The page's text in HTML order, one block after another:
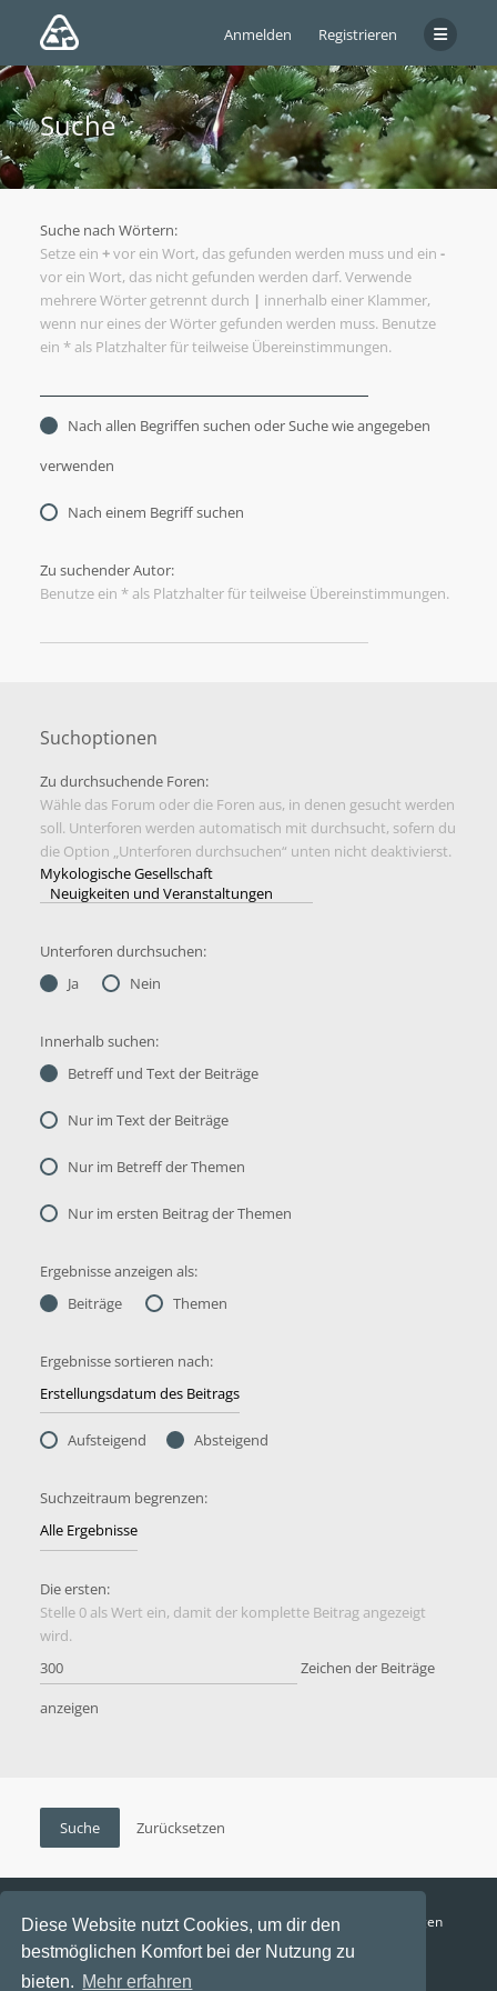
Diese Website nutzt Cookies, um dir den
bestmöglichen Komfort bei der Nutzung zu
bieten. Mehr erfahren
Anmelden Registrieren
Suche
Suche nach Wörtern:
Setze ein +vor ein Wort, das gefunden werden muss und ein -
vor ein Wort, das nicht gefunden werden darf. Verwende
mehrere Wörter getrennt durch | innerhalb einer Klammer,
wenn nur eines der Wörter gefunden werden muss. Benutze
ein * als Platzhalter für teilweise Übereinstimmungen.
Nach allen Begriffen suchen oder Suche wie angegeben
verwenden
Nach einem Begriff suchen
Zu suchender Autor:
Benutze ein * als Platzhalter für teilweise Übereinstimmungen.
Suchoptionen
Zu durchsuchende Foren:
Wähle das Forum oder die Foren aus, in denen gesucht werden
soll. Unterforen werden automatisch mit durchsucht, sofern du
die Option „Unterforen durchsuchen“ unten nicht deaktivierst.
Unterforen durchsuchen:
Ja
Nein
Innerhalb suchen:
Betreff und Text der Beiträge
Nur im Text der Beiträge
Nur im Betreff der Themen
Nur im ersten Beitrag der Themen
Ergebnisse anzeigen als:
Beiträge
Themen
Ergebnisse sortieren nach:
Aufsteigend Absteigend
Suchzeitraum begrenzen:
Die ersten:
Stelle 0 als Wert ein, damit der komplette Beitrag angezeigt
wird.
Zeichen der Beiträge
anzeigen
Funga Austria FAQ Datenschutz
Nutzungsbedingungen
Alle Zeiten sind UTC+02:00
Aktuelle Zeit: 6. August 2026, 15:40